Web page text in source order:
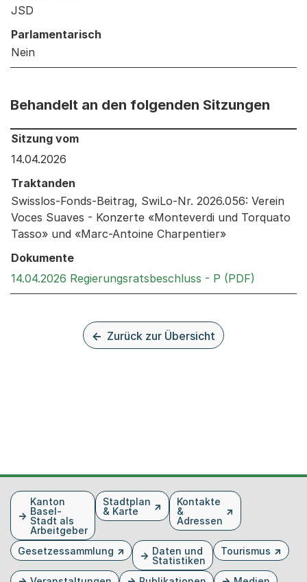
JSD
Parlamentarisch
Nein
Behandelt an den folgenden Sitzungen
Behandelt an den folgenden Sitzungen: Informationen
Sitzung vom
14.04.2026
Traktanden
Swisslos-Fonds-Beitrag, SwiLo-Nr. 2026.056: Verein
Voces Suaves - Konzerte «Monteverdi und Torquato
Tasso» und «Marc-Antoine Charpentier»
Dokumente
14.04.2026 Regierungsratsbeschluss - P (PDF)
Zurück zur Übersicht
FusszeileKanton
Basel-
Stadt als
Arbeitgeber
Stadtplan
& Karte
Kontakte
&
Adressen
Gesetzessammlung
Daten und
Statistiken
Tourismus